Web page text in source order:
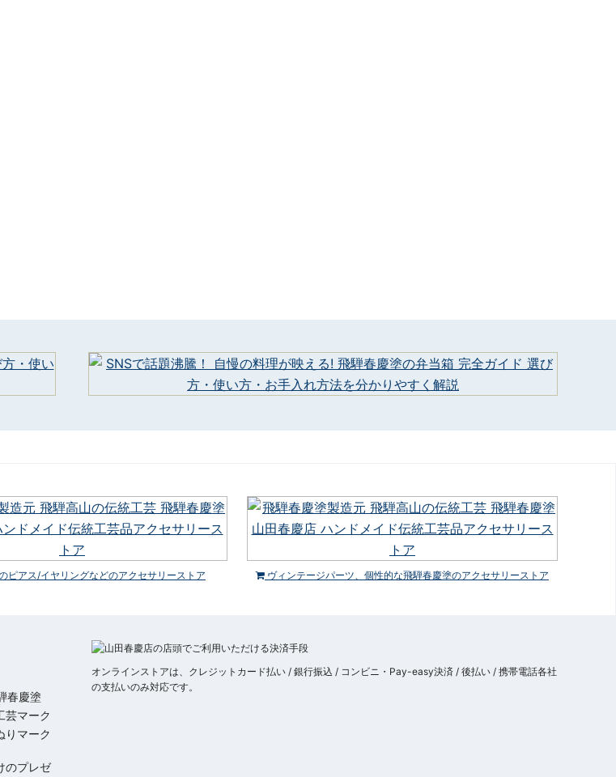
ピアス/イヤリングなどのアクセサリーストア
ヴィンテージパーツ、個性的な飛騨春慶塗のアクセサリーストア
のプレゼ
オンラインストアは、クレジットカード払い / 銀行振込 / コンビニ・Pay-easy決済 / 後払い / 携帯電話各社
の支払いのみ対応です。